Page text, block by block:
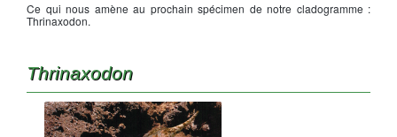
Ce qui nous amène au prochain spécimen de notre cladogramme :
Thrinaxodon.
Thrinaxodon